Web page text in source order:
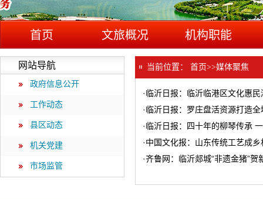
首页 文旅概况 机构职能
网站导航
政府信息公开
工作动态
县区动态
机关党建
市场监管
当前位置： 首页>>媒体聚焦
·临沂日报：临沂临港区文化惠民
·临沂日报：罗庄盘活资源打造
·临沂日报：四十年的柳琴传承
·中国文化报：山东传统工艺成乡
·齐鲁网：临沂郯城“非遗金猪”贺